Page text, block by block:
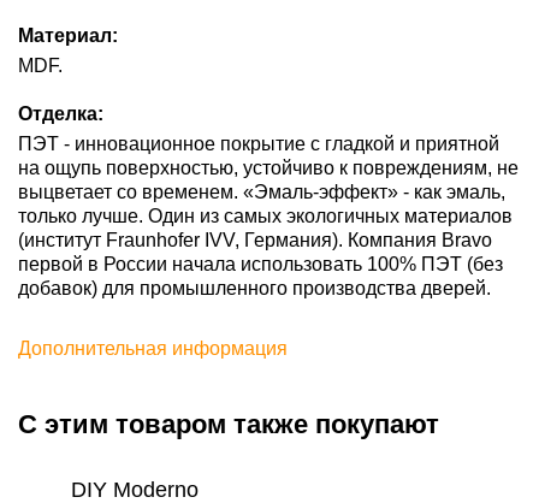
Материал:
MDF.
Отделка:
ПЭТ - инновационное покрытие c гладкой и приятной
на ощупь поверхностью, устойчиво к повреждениям, не
выцветает со временем. «Эмаль-эффект» - как эмаль,
только лучше. Один из самых экологичных материалов
(институт Fraunhofer IVV, Германия). Компания Bravo
первой в России начала использовать 100% ПЭТ (без
добавок) для промышленного производства дверей.
Дополнительная информация
С этим товаром также покупают
DIY Moderno